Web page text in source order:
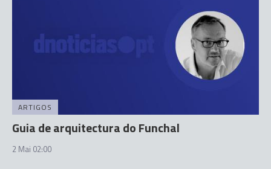
ARTIGOS
Guia de arquitectura do Funchal
2 Mai 02:00